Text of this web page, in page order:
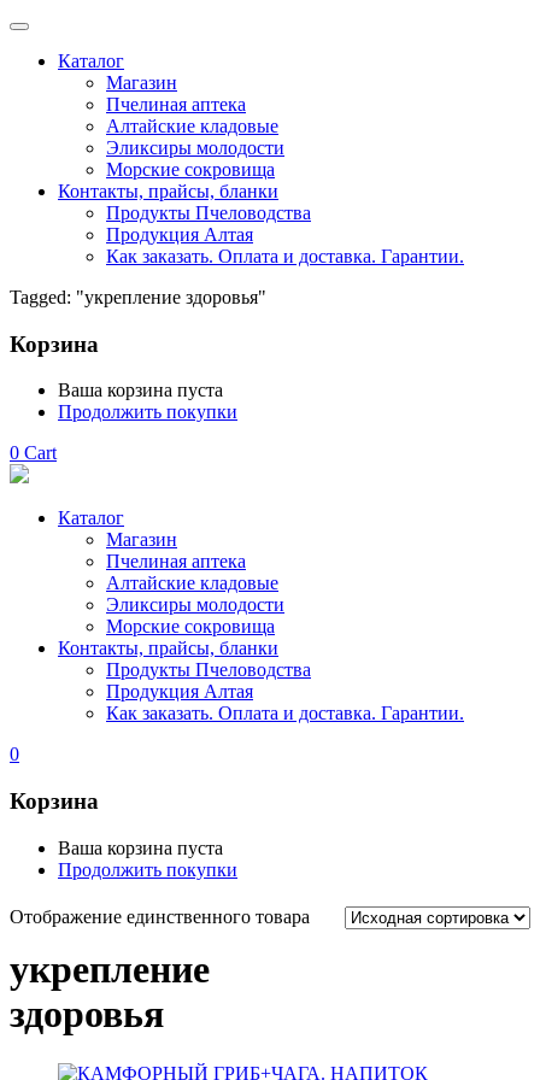
Каталог
Магазин
Пчелиная аптека
Алтайские кладовые
Эликсиры молодости
Морские сокровища
Контакты, прайсы, бланки
Продукты Пчеловодства
Продукция Алтая
Как заказать. Оплата и доставка. Гарантии.
Tagged: "укрепление здоровья"
Корзина
Ваша корзина пуста
Продолжить покупки
0 Cart
Каталог
Магазин
Пчелиная аптека
Алтайские кладовые
Эликсиры молодости
Морские сокровища
Контакты, прайсы, бланки
Продукты Пчеловодства
Продукция Алтая
Как заказать. Оплата и доставка. Гарантии.
0
Корзина
Ваша корзина пуста
Продолжить покупки
Отображение единственного товара
укрепление
здоровья